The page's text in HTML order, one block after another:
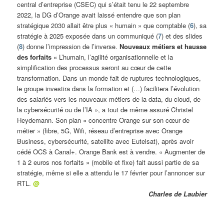
central d’entreprise (CSEC) qui s’était tenu le 22 septembre
2022, la DG d’Orange avait laissé entendre que son plan
stratégique 2030 allait être plus « humain » que comptable (6), sa
stratégie à 2025 exposée dans un communiqué (7) et des slides
(8) donne l’impression de l’inverse.Nouveaux métiers et hausse
des forfaits « L’humain, l’agilité organisationnelle et la
simplification des processus seront au cœur de cette
transformation. Dans un monde fait de ruptures technologiques,
le groupe investira dans la formation et (…) facilitera l’évolution
des salariés vers les nouveaux métiers de la data, du cloud, de
la cybersécurité ou de l’IA », a tout de même assuré Christel
Heydemann. Son plan « concentre Orange sur son cœur de
métier » (fibre, 5G, Wifi, réseau d’entreprise avec Orange
Business, cybersécurité, satellite avec Eutelsat), après avoir
cédé OCS à Canal+. Orange Bank est à vendre. « Augmenter de
1 à 2 euros nos forfaits » (mobile et fixe) fait aussi partie de sa
stratégie, même si elle a attendu le 17 février pour l’annoncer sur
RTL.@
Charles de Laubier